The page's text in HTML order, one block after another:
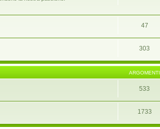
47
303
ARGOMENTI
533
1733